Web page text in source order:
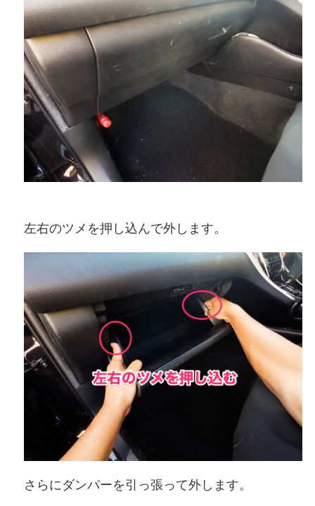
左右のツメを押し込んで外します。
さらにダンパーを引っ張って外します。